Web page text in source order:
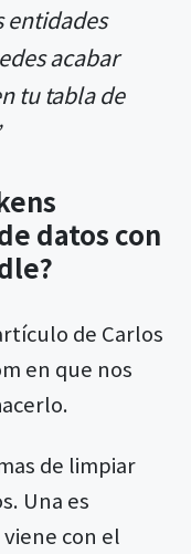
entidades
acabar
tu tabla de
datos con
de Carlos
en que nos
de limpiar
Una es
con el